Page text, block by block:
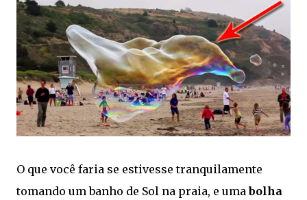
O que você faria se estivesse tranquilamente
tomando um banho de Sol na praia, e umabolha